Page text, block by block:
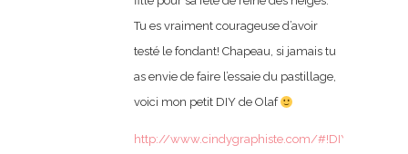
Tu es vraiment courageuse d’avoir
testé le fondant! Chapeau, si jamais tu
as envie de faire l’essaie du pastillage,
voici mon petit DIY de Olaf
http://www.cindygraphiste.com/#!DIY-